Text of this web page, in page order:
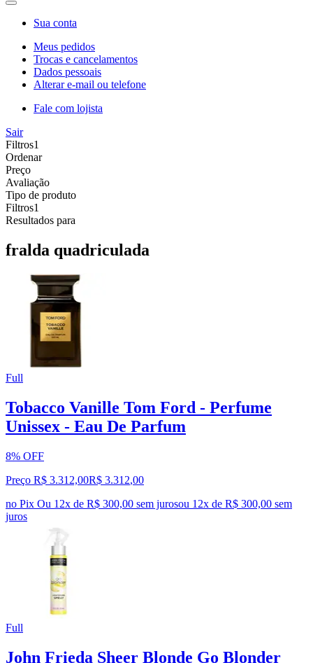
Sua conta
Meus pedidos
Trocas e cancelamentos
Dados pessoais
Alterar e-mail ou telefone
Fale com lojista
Sair
Filtros1
Ordenar
Preço
Avaliação
Tipo de produto
Filtros1
Resultados para
fralda quadriculada
Full
Tobacco Vanille Tom Ford - Perfume
Unissex - Eau De Parfum
8% OFF
Preço R$ 3.312,00R$ 3.312,00
no Pix Ou 12x de R$ 300,00 sem jurosou 12x de R$ 300,00 sem
juros
Full
John Frieda Sheer Blonde Go Blonder